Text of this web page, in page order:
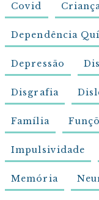
Covid
Dependência
Depressão
Disgrafia
Família
Impulsividade
Memória